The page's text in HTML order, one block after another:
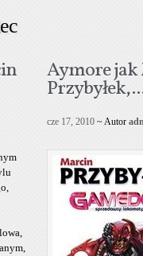
Aymore
cze 17, 2010 ~ Autor